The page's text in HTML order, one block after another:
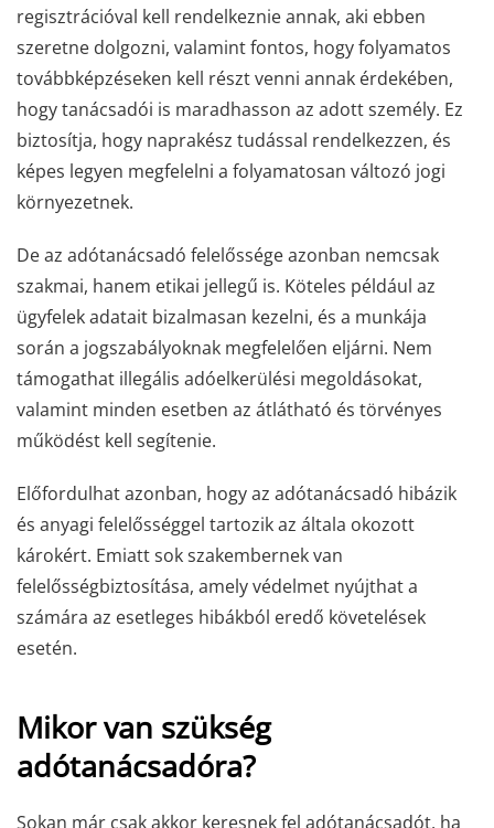
regisztrációval kell rendelkeznie annak, aki ebben
szeretne dolgozni, valamint fontos, hogy folyamatos
továbbképzéseken kell részt venni annak érdekében,
hogy tanácsadói is maradhasson az adott személy. Ez
biztosítja, hogy naprakész tudással rendelkezzen, és
képes legyen megfelelni a folyamatosan változó jogi
környezetnek.
De az adótanácsadó felelőssége azonban nemcsak
szakmai, hanem etikai jellegű is. Köteles például az
ügyfelek adatait bizalmasan kezelni, és a munkája
során a jogszabályoknak megfelelően eljárni. Nem
támogathat illegális adóelkerülési megoldásokat,
valamint minden esetben az átlátható és törvényes
működést kell segítenie.
Előfordulhat azonban, hogy az adótanácsadó hibázik
és anyagi felelősséggel tartozik az általa okozott
károkért. Emiatt sok szakembernek van
felelősségbiztosítása, amely védelmet nyújthat a
számára az esetleges hibákból eredő követelések
esetén.
Mikor van szükség
adótanácsadóra?
Sokan már csak akkor keresnek fel adótanácsadót, ha